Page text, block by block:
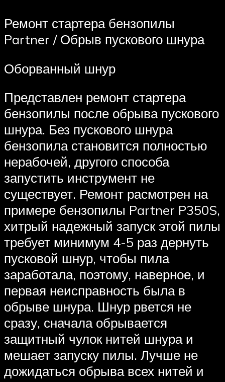
Ремонт стартера бензопилы
Partner / Обрыв пускового шнура
Оборванный шнур
Представлен ремонт стартера
бензопилы после обрыва пускового
шнура. Без пускового шнура
бензопила становится полностью
нерабочей, другого способа
запустить инструмент не
существует. Ремонт расмотрен на
примере бензопилы Partner P350S,
хитрый надежный запуск этой пилы
требует минимум 4-5 раз дернуть
пусковой шнур, чтобы пила
заработала, поэтому, наверное, и
первая неисправность была в
обрыве шнура. Шнур рвется не
сразу, сначала обрывается
защитный чулок нитей шнура и
мешает запуску пилы. Лучше не
дожидаться обрыва всех нитей и